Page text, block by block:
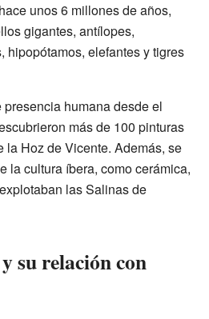
unos 6 millones de años,
gigantes, antílopes,
hipopótamos, elefantes y tigres
humana desde el
más de 100 pinturas
la Hoz de Vicente. Además, se
la cultura íbera, como cerámica,
las Salinas de
su relación con